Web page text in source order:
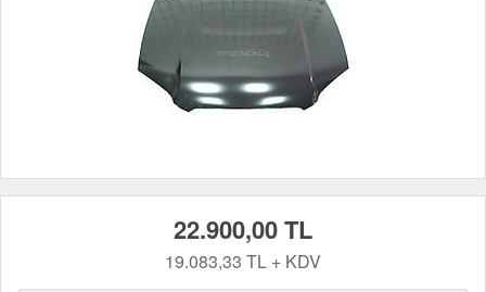
22.900,00 TL
19.083,33 TL + KDV